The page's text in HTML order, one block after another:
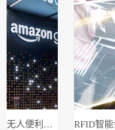
无人便利店系统